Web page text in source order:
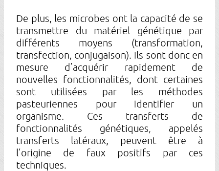
De plus, les microbes ont la capacité de se
transmettre du matériel génétique par
différents moyens (transformation,
transfection, conjugaison). Ils sont donc en
mesure d’acquérir rapidement de
nouvelles fonctionnalités, dont certaines
sont utilisées par les méthodes
pasteuriennes pour identifier un
organisme. Ces transferts de
fonctionnalités génétiques, appelés
transferts latéraux, peuvent être à
l’origine de faux positifs par ces
techniques.